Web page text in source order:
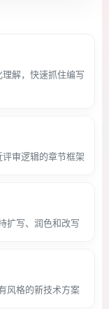
解，快速抓住编写
审逻辑的章节框架
扩写、润色和改写
风格的新技术方案